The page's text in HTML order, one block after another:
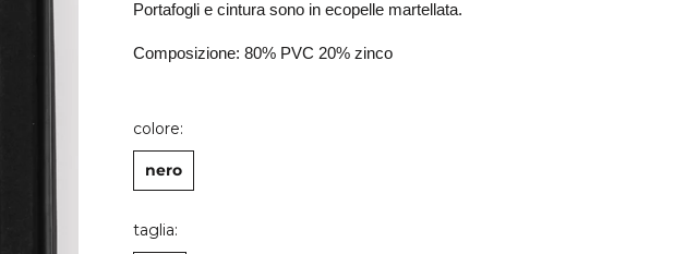
Portafogli e cintura sono in ecopelle martellata.
Composizione: 80% PVC 20% zinco
colore:
nero
taglia: